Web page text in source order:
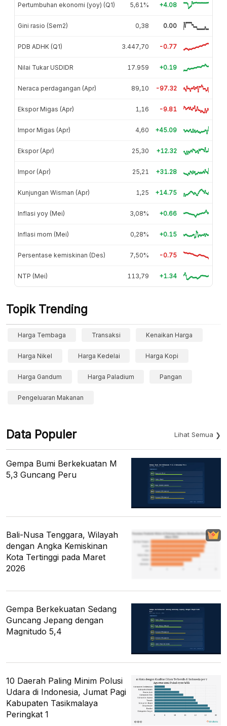
Pertumbuhan ekonomi (yoy) (Q1) 5,61% +4.08
Gini rasio (Sem2) 0,38 0.00
PDB ADHK (Q1) 3.447,70 -0.77
Nilai Tukar USDIDR 17.959 +0.19
Neraca perdagangan (Apr) 89,10 -97.32
Ekspor Migas (Apr) 1,16 -9.81
Impor Migas (Apr) 4,60 +45.09
Ekspor (Apr) 25,30 +12.32
Impor (Apr) 25,21 +31.28
Kunjungan Wisman (Apr) 1,25 +14.75
Inflasi yoy (Mei) 3,08% +0.66
Inflasi mom (Mei) 0,28% +0.15
Persentase kemiskinan (Des) 7,50% -0.75
NTP (Mei) 113,79 +1.34
Topik Trending
Harga Tembaga Transaksi Kenaikan Harga
Harga Nikel Harga Kedelai Harga Kopi
Harga Gandum Harga Paladium Pangan
Pengeluaran Makanan
Data Populer Lihat Semua
Gempa Bumi Berkekuatan M
5,3 Guncang Peru
Bali-Nusa Tenggara, Wilayah
dengan Angka Kemiskinan
Kota Tertinggi pada Maret
2026
Gempa Berkekuatan Sedang
Guncang Jepang dengan
Magnitudo 5,4
10 Daerah Paling Minim Polusi
Udara di Indonesia, Jumat Pagi
Kabupaten Tasikmalaya
Peringkat 1